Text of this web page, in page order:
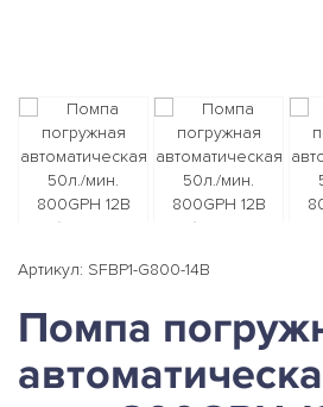
Артикул: SFBP1-G800-14B
Помпа